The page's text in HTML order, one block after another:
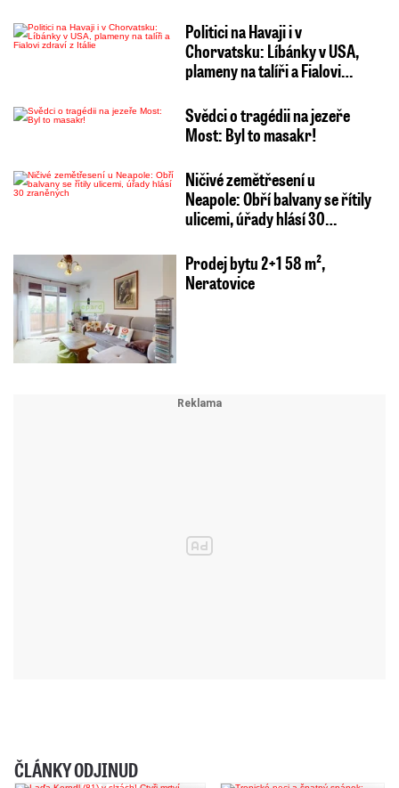
Politici na Havaji i v
Chorvatsku: Líbánky v USA,
plameny na talíři a Fialovi…
Svědci o tragédii na jezeře
Most: Byl to masakr!
Ničivé zemětřesení u
Neapole: Obří balvany se řítily
ulicemi, úřady hlásí 30…
Prodej bytu 2+1 58 m²,
Neratovice
ČLÁNKY ODJINUD